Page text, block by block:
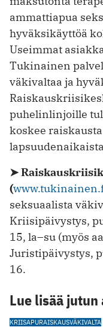
ammattiapua
hyväksikäyttöä
Useimmat
Tukinainen
väkivaltaa ja
puhelinlinjoille
koskee
➤
(
seksuaalista
Kriisipäivystys,
15, la–su (myös
Juristipäivystys,
16.
Lue lisää jutun
KRIISAPURAISKAUSVÄKIVALTA